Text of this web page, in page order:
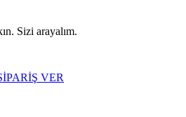
Sizi arayalım.
VER